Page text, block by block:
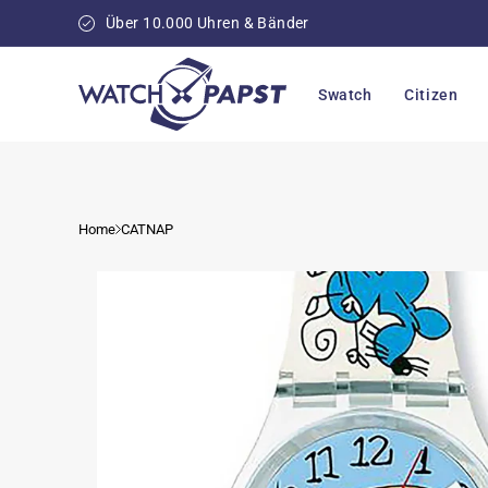
Über 10.000 Uhren & Bänder
Swatch Citizen
Home CATNAP